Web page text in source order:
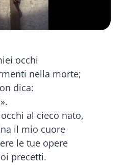
occhi
nella morte;
dica:
al cieco nato,
il mio cuore
le tue opere
precetti.